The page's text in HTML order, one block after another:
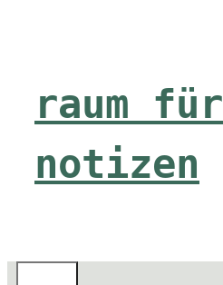
raum für
notizen